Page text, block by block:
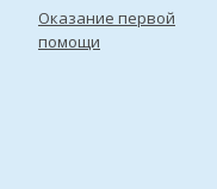
Оказание первой
помощи